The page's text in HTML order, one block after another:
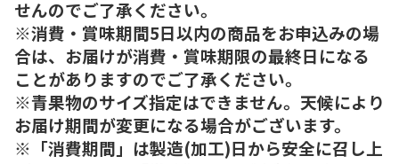
せんのでご了承ください。
※消費・賞味期間5日以内の商品をお申込みの場
合は、お届けが消費・賞味期限の最終日になる
ことがありますのでご了承ください。
※青果物のサイズ指定はできません。天候により
お届け期間が変更になる場合がございます。
※「消費期間」は製造(加工)日から安全に召し上